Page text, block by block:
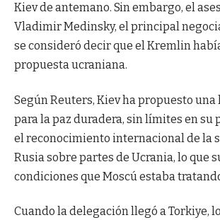
Kiev de antemano. Sin embargo, el
Vladimir Medinsky, el principal
se consideró decir que el Kremlin
propuesta ucraniana.
Según Reuters, Kiev ha propuesto una
para la paz duradera, sin límites en su
el reconocimiento internacional de la
Rusia sobre partes de Ucrania, lo que
condiciones que Moscú estaba
Cuando la delegación llegó a Torkiye,